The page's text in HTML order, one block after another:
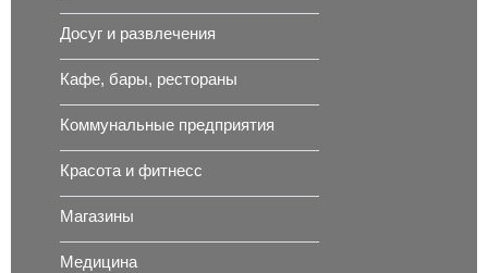
Досуг и развлечения
Кафе, бары, рестораны
Коммунальные предприятия
Красота и фитнесс
Магазины
Медицина